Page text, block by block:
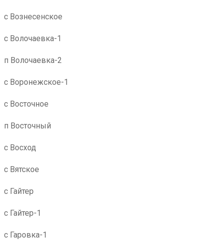
с Вознесенское
с Волочаевка-1
п Волочаевка-2
с Воронежское-1
с Восточное
п Восточный
с Восход
с Вятское
с Гайтер
с Гайтер-1
с Гаровка-1